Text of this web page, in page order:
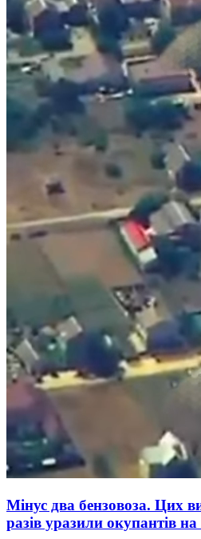
Мінус два бензовоза. Цих
разів уразили окупантів